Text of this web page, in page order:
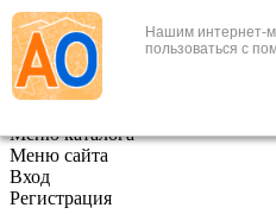
Нашим интернет-
пользоваться с
+7 (495) 646-888-1
В корзине 0
Меню каталога
Меню сайта
Вход
Регистрация